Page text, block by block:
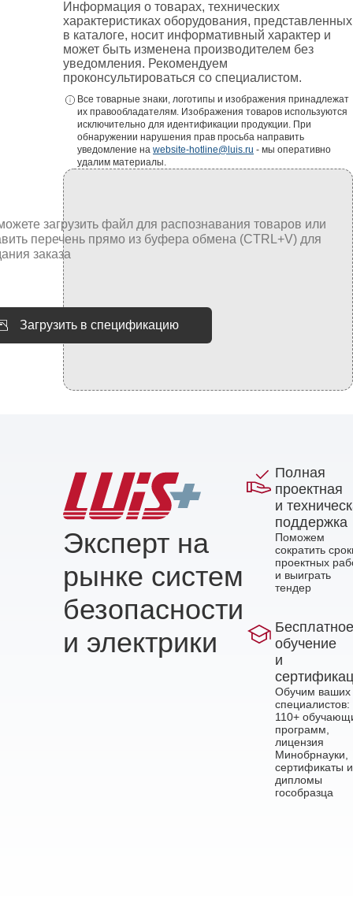
Информация о товарах, технических
характеристиках оборудования, представленных
в каталоге, носит информативный характер и
может быть изменена производителем без
уведомления. Рекомендуем
проконсультироваться со специалистом.
Все товарные знаки, логотипы и изображения принадлежат
их правообладателям. Изображения товаров используются
исключительно для идентификации продукции. При
обнаружении нарушения прав просьба направить
уведомление на website-hotline@luis.ru - мы оперативно
удалим материалы.
Загрузить в спецификацию
Эксперт на
рынке систем
безопасности
и электрики
Полная
проектная
и
поддержка
Поможем
сократить
проектных
и выиграть
тендер
Бесплатное
обучение
и
Обучим ваших
специалистов:
110+
программ,
лицензия
Минобрнауки,
сертификаты и
дипломы
гособразца